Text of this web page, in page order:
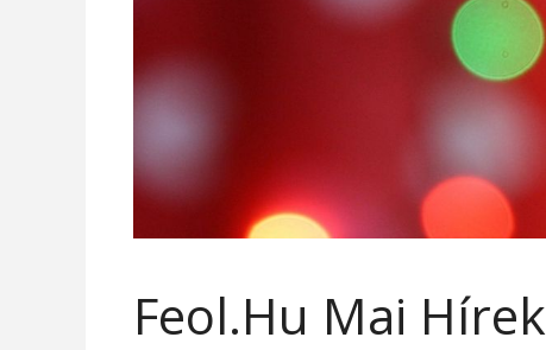
Feol.Hu Mai Hírek